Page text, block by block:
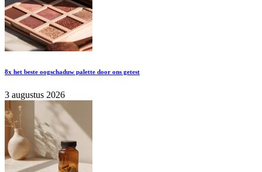
8x het beste oogschaduw palette door ons getest
3 augustus 2026